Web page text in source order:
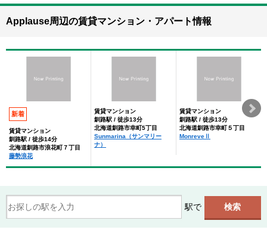
Applause周辺の賃貸マンション・アパート情報
新着
賃貸マンション
釧路駅 / 徒歩14分
北海道釧路市浪花町７丁目
藤勢浪花
賃貸マンション
釧路駅 / 徒歩13分
北海道釧路市幸町5丁目
Sunmarina（サンマリー
ナ）
賃貸マンション
釧路駅 / 徒歩13分
北海道釧路市幸町５丁目
MonreveⅡ
駅で